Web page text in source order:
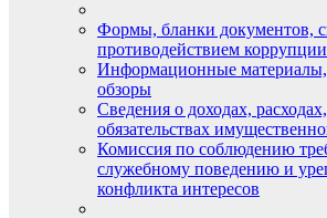
Формы, бланки документов,
противодействием
Информационные
обзоры
Сведения о доходах,
обязательствах
Комиссия по соблюдению
служебному поведению и
конфликта интересов